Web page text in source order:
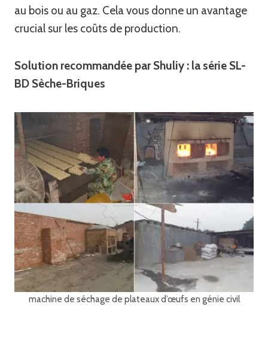
au bois ou au gaz. Cela vous donne un avantage
crucial sur les coûts de production.
Solution recommandée par Shuliy : la série SL-
BD Sèche-Briques
machine de séchage de plateaux d’œufs en génie civil